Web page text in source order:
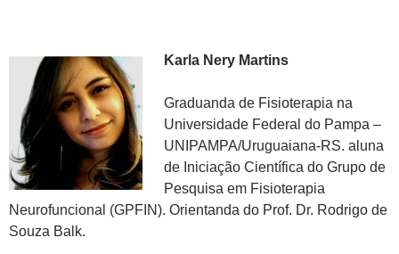
Karla Nery Martins
Graduanda de Fisioterapia na
Universidade Federal do Pampa –
UNIPAMPA/Uruguaiana-RS. aluna
de Iniciação Científica do Grupo de
Pesquisa em Fisioterapia
Neurofuncional (GPFIN). Orientanda do Prof. Dr. Rodrigo de
Souza Balk.